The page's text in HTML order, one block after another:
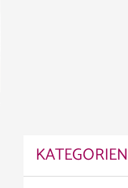
KATEGORIEN